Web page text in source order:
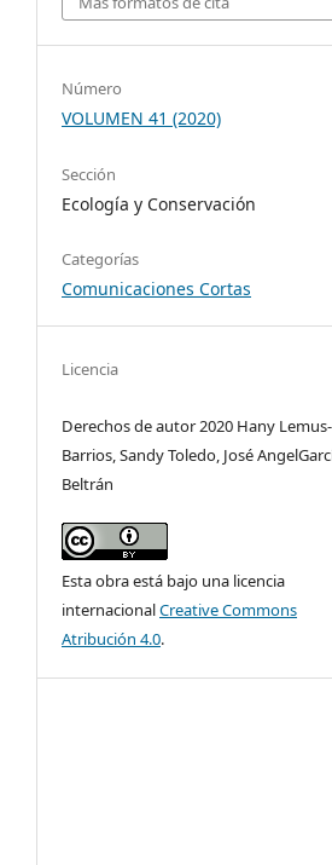
Número
VOLUMEN 41 (2020)
Sección
Ecología y Conservación
Categorías
Comunicaciones Cortas
Licencia
Derechos de autor 2020 Hany Lemus-
Barrios, Sandy Toledo, José
Beltrán
Esta obra está bajo una licencia
internacionalCreative Commons
Atribución 4.0.